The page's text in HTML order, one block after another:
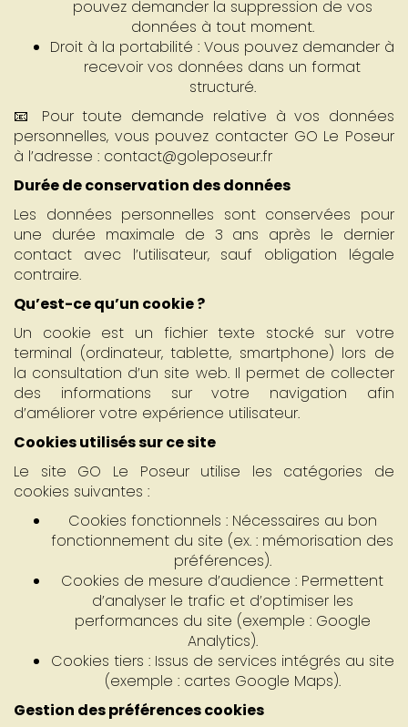
pouvez demander la suppression de vos
données à tout moment.
Droit à la portabilité : Vous pouvez demander à
recevoir vos données dans un format
structuré.
📧 Pour toute demande relative à vos données
personnelles, vous pouvez contacter GO Le Poseur
à l’adresse : contact@goleposeur.fr
Durée de conservation des données
Les données personnelles sont conservées pour
une durée maximale de 3 ans après le dernier
contact avec l’utilisateur, sauf obligation légale
contraire.
Qu’est-ce qu’un cookie ?
Un cookie est un fichier texte stocké sur votre
terminal (ordinateur, tablette, smartphone) lors de
la consultation d’un site web. Il permet de collecter
des informations sur votre navigation afin
d’améliorer votre expérience utilisateur.
Cookies utilisés sur ce site
Le site GO Le Poseur utilise les catégories de
cookies suivantes :
Cookies fonctionnels : Nécessaires au bon
fonctionnement du site (ex. : mémorisation des
préférences).
Cookies de mesure d’audience : Permettent
d’analyser le trafic et d’optimiser les
performances du site (exemple : Google
Analytics).
Cookies tiers : Issus de services intégrés au site
(exemple : cartes Google Maps).
Gestion des préférences cookies